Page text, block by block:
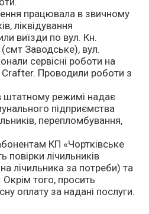
працювала в звичному
ліквідування
виїзди по вул. Кн.
Заводське), вул.
сервісні роботи на
Crafter. Проводили роботи з
штатному режимі надає
підприємства
перепломбування,
КП «Чортківське
повірки лічильників
лічильника за потреби) та
Окрім того, просить
оплату за надані послуги.